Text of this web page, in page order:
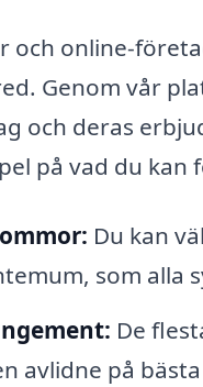
och online-
Genom vår
och deras
på vad du
Du kan
som alla
De
avlidne på